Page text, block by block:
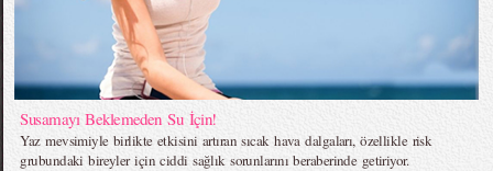
Susamayı Beklemeden Su İçin!
Yaz mevsimiyle birlikte etkisini artıran sıcak hava dalgaları, özellikle risk
grubundaki bireyler için ciddi sağlık sorunlarını beraberinde getiriyor.